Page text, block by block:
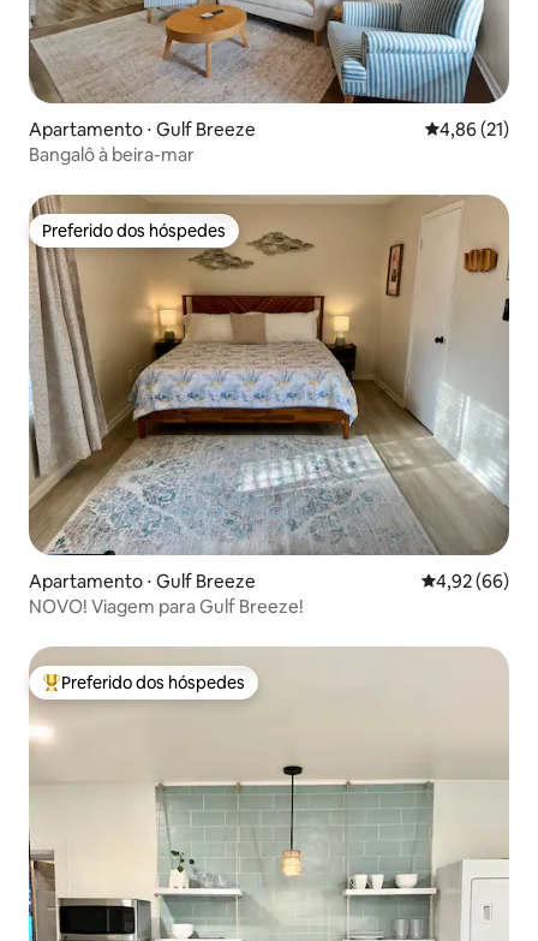
Apartamento ⋅ Gulf Breeze 4,86 de uma
4,86 (21)
Bangalô à beira-mar
Preferido dos hóspedes
Preferido dos hóspedes
Apartamento ⋅ Gulf Breeze 4,92 de uma
4,92 (66)
NOVO! Viagem para Gulf Breeze!
Entre os melhores preferidos dos hóspedes
Preferido dos hóspedes